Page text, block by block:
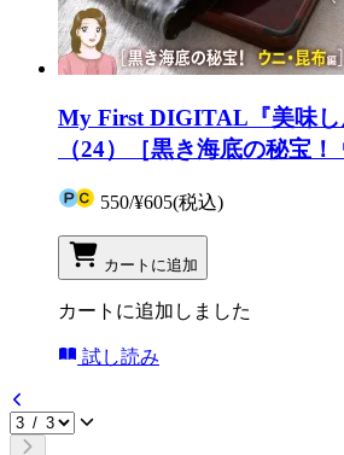
My First DIGITAL『美味し
（24）［黒き海底の秘宝
550/¥605(税込)
カートに追加
カートに追加しました
試し読み